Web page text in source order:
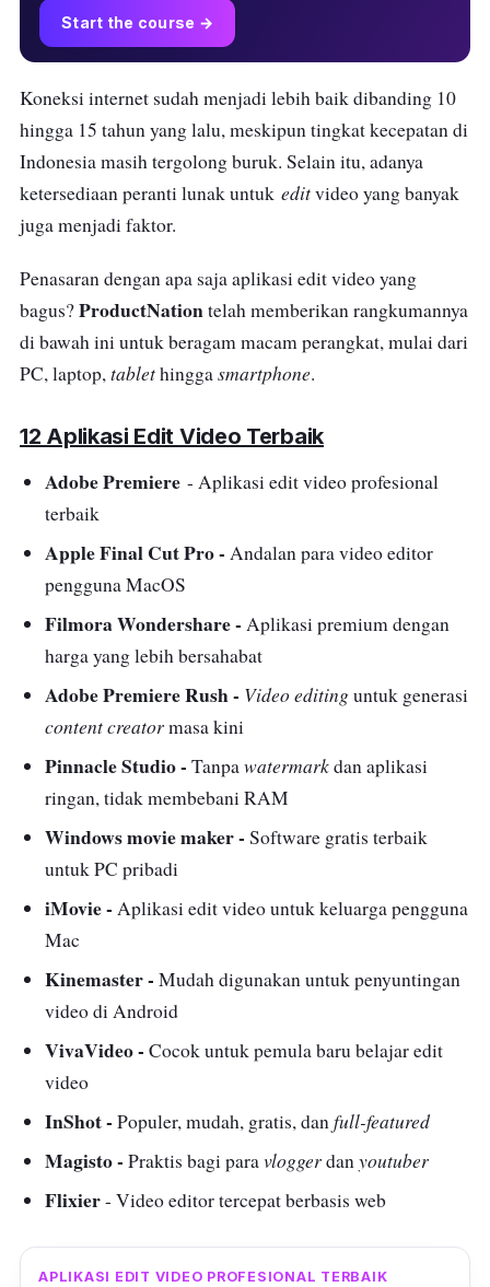
Start the course →
Koneksi internet sudah menjadi lebih baik dibanding 10
hingga 15 tahun yang lalu, meskipun tingkat kecepatan di
Indonesia masih tergolong buruk. Selain itu, adanya
ketersediaan peranti lunak untuk editvideo yang banyak
juga menjadi faktor.
Penasaran dengan apa saja aplikasi edit video yang
bagus?ProductNationtelah memberikan rangkumannya
di bawah ini untuk beragam macam perangkat, mulai dari
PC, laptop,tablethinggasmartphone.
12 Aplikasi Edit Video Terbaik
Adobe Premiere - Aplikasi edit video profesional
terbaik
Apple Final Cut Pro - Andalan para video editor
pengguna MacOS
Filmora Wondershare - Aplikasi premium dengan
harga yang lebih bersahabat
Adobe Premiere Rush - Videoeditinguntuk generasi
content creatormasa kini
Pinnacle Studio - Tanpawatermarkdan aplikasi
ringan, tidak membebani RAM
Windows movie maker - Software gratis terbaik
untuk PC pribadi
iMovie - Aplikasi edit video untuk keluarga pengguna
Mac
Kinemaster - Mudah digunakan untuk penyuntingan
video di Android
VivaVideo - Cocok untuk pemula baru belajar edit
video
InShot - Populer, mudah, gratis, danfull-featured
Magisto - Praktis bagi paravloggerdanyoutuber
Flixier- Video editor tercepat berbasis web
APLIKASI EDIT VIDEO PROFESIONAL TERBAIK